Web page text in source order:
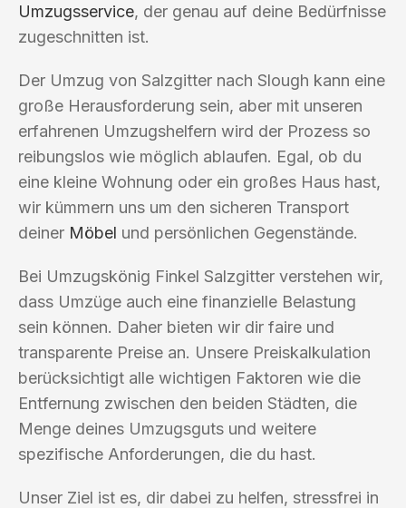
Umzugsservice, der genau auf deine Bedürfnisse
zugeschnitten ist.
Der Umzug von Salzgitter nach Slough kann eine
große Herausforderung sein, aber mit unseren
erfahrenen Umzugshelfern wird der Prozess so
reibungslos wie möglich ablaufen. Egal, ob du
eine kleine Wohnung oder ein großes Haus hast,
wir kümmern uns um den sicheren Transport
deiner Möbel und persönlichen Gegenstände.
Bei Umzugskönig Finkel Salzgitter verstehen wir,
dass Umzüge auch eine finanzielle Belastung
sein können. Daher bieten wir dir faire und
transparente Preise an. Unsere Preiskalkulation
berücksichtigt alle wichtigen Faktoren wie die
Entfernung zwischen den beiden Städten, die
Menge deines Umzugsguts und weitere
spezifische Anforderungen, die du hast.
Unser Ziel ist es, dir dabei zu helfen, stressfrei in